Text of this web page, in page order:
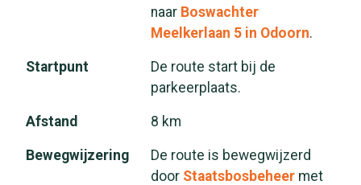
naar Boswachter
Meelkerlaan 5 in Odoorn.
Startpunt
De route start bij de
parkeerplaats.
Afstand 8 km
Bewegwijzering
De route is bewegwijzerd
door Staatsbosbeheermet